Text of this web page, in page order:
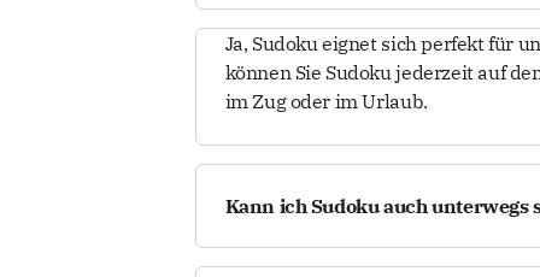
Sudoku bietet eine ideale
Herausforderung. Besonders
als unterhaltsames
Ja, Sudoku eignet sich perfekt für
können Sie Sudoku jederzeit auf
im Zug oder im Urlaub.
Kann ich Sudoku auch unterwegs
Ja, Sudoku eignet sich perfekt für